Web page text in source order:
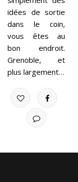
idées de sortie
dans le coin,
vous êtes au
bon endroit.
Grenoble, et
plus largement…